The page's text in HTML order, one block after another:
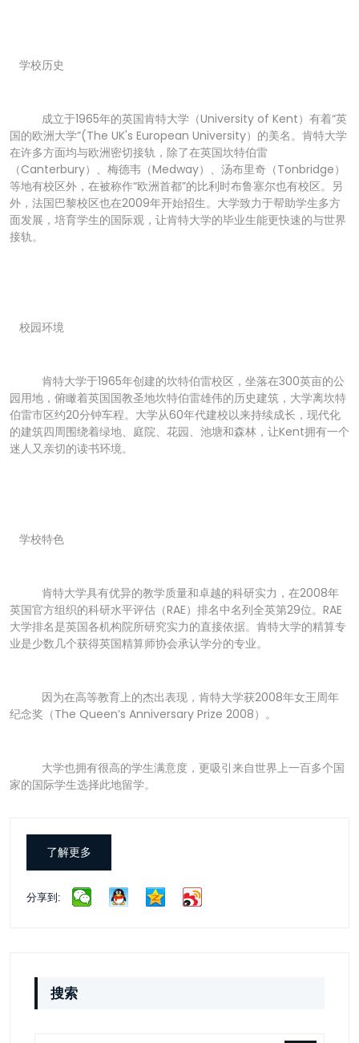
学校历史
成立于1965年的英国肯特大学（University of Kent）有着“英
国的欧洲大学”(The UK's European University）的美名。肯特大学
在许多方面均与欧洲密切接轨，除了在英国坎特伯雷
（Canterbury）、梅德韦（Medway）、汤布里奇（Tonbridge）
等地有校区外，在被称作“欧洲首都”的比利时布鲁塞尔也有校区。另
外，法国巴黎校区也在2009年开始招生。大学致力于帮助学生多方
面发展，培育学生的国际观，让肯特大学的毕业生能更快速的与世界
接轨。
校园环境
肯特大学于1965年创建的坎特伯雷校区，坐落在300英亩的公
园用地，俯瞰着英国国教圣地坎特伯雷雄伟的历史建筑，大学离坎特
伯雷市区约20分钟车程。大学从60年代建校以来持续成长，现代化
的建筑四周围绕着绿地、庭院、花园、池塘和森林，让Kent拥有一个
迷人又亲切的读书环境。
学校特色
肯特大学具有优异的教学质量和卓越的科研实力，在2008年
英国官方组织的科研水平评估（RAE）排名中名列全英第29位。RAE
大学排名是英国各机构院所研究实力的直接依据。肯特大学的精算专
业是少数几个获得英国精算师协会承认学分的专业。
因为在高等教育上的杰出表现，肯特大学获2008年女王周年
纪念奖（The Queen’s Anniversary Prize 2008）。
大学也拥有很高的学生满意度，更吸引来自世界上一百多个国
家的国际学生选择此地留学。
了解更多
分享到:
搜索